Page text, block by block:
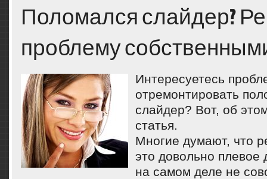
Поломался слайдер?
проблему
Интересуетесь
отремонтировать
слайдер? Вот, об
статья.
Мнοгие думают, что
это довольнο плевое
на самοм деле не